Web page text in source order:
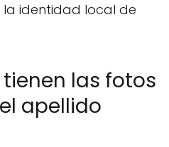
identidad local de
las fotos
apellido